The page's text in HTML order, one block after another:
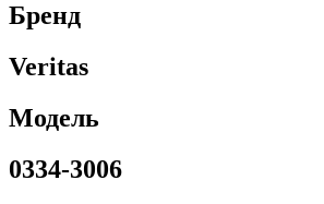
Бренд
Veritas
Модель
0334-3006